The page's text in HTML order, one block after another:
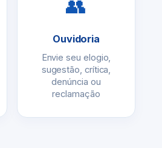
👥
Ouvidoria
Envie seu elogio,
sugestão, crítica,
denúncia ou
reclamação